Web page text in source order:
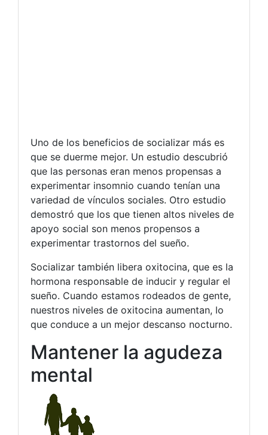
Uno de los beneficios de socializar más es
que se duerme mejor. Un estudio descubrió
que las personas eran menos propensas a
experimentar insomnio cuando tenían una
variedad de vínculos sociales. Otro estudio
demostró que los que tienen altos niveles de
apoyo social son menos propensos a
experimentar trastornos del sueño.
Socializar también libera oxitocina, que es la
hormona responsable de inducir y regular el
sueño. Cuando estamos rodeados de gente,
nuestros niveles de oxitocina aumentan, lo
que conduce a un mejor descanso nocturno.
Mantener la agudeza
mental